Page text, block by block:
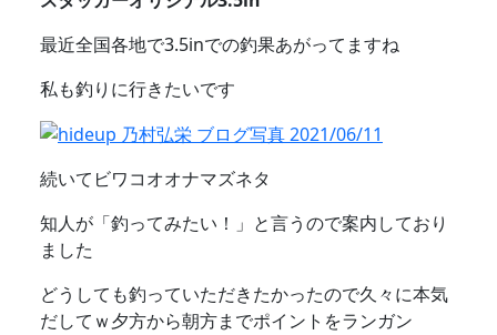
最近全国各地で3.5inでの釣果あがってますね
私も釣りに行きたいです
続いてビワコオオナマズネタ
知人が「釣ってみたい！」と言うので案内しており
ました
どうしても釣っていただきたかったので久々に本気
だしてｗ夕方から朝方までポイントをランガン